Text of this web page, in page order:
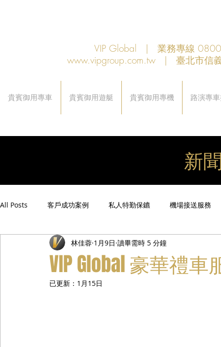
VIP Global | 業務專線
www.vipgroup.com.tw | 臺北市信
貴賓御用專車 貴賓御用遊艇 貴賓御用專機 路演專
新
All Posts 客戶成功案例 私人特勤保鑣 機場接送服務
禮遇通關服務 主管專業司機 活動禮賓接待
VIP Global 豪華禮
林佳蓉 1月9日 讀畢需時 5 分鐘
已更新： 1月15日